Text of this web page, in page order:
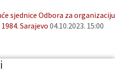
sjednice Odbora za organizaciju
Sarajevo 04.10.2023. 15:00